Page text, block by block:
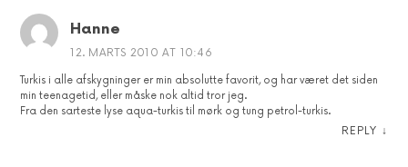
Hanne
12. MARTS 2010 AT 10:46
Turkis i alle afskygninger er min absolutte favorit, og har været det siden
min teenagetid, eller måske nok altid tror jeg.
Fra den sarteste lyse aqua-turkis til mørk og tung petrol-turkis.
REPLY ↓